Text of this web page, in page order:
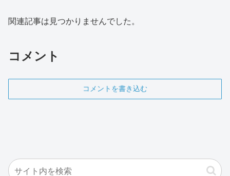
関連記事は見つかりませんでした。
コメント
コメントを書き込む